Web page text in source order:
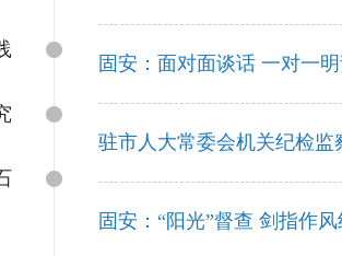
固安：面对面谈话 一对一
驻市人大常委会机关纪检监
固安：“阳光”督查 剑指作